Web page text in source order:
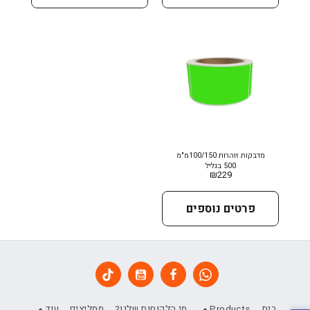
מדבקות זוהרות 100/150מ"מ
500 בגליל
₪229
פרטים נוספים